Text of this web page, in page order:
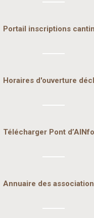
Portail inscriptions
Horaires d'ouverture
Télécharger Pont
Annuaire des